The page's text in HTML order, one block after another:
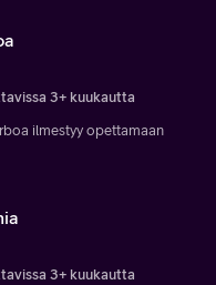
3+ kuukautta
ilmestyy opettamaan
3+ kuukautta